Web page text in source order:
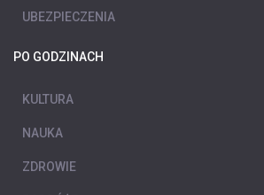
UBEZPIECZENIA
PO GODZINACH
KULTURA
NAUKA
ZDROWIE